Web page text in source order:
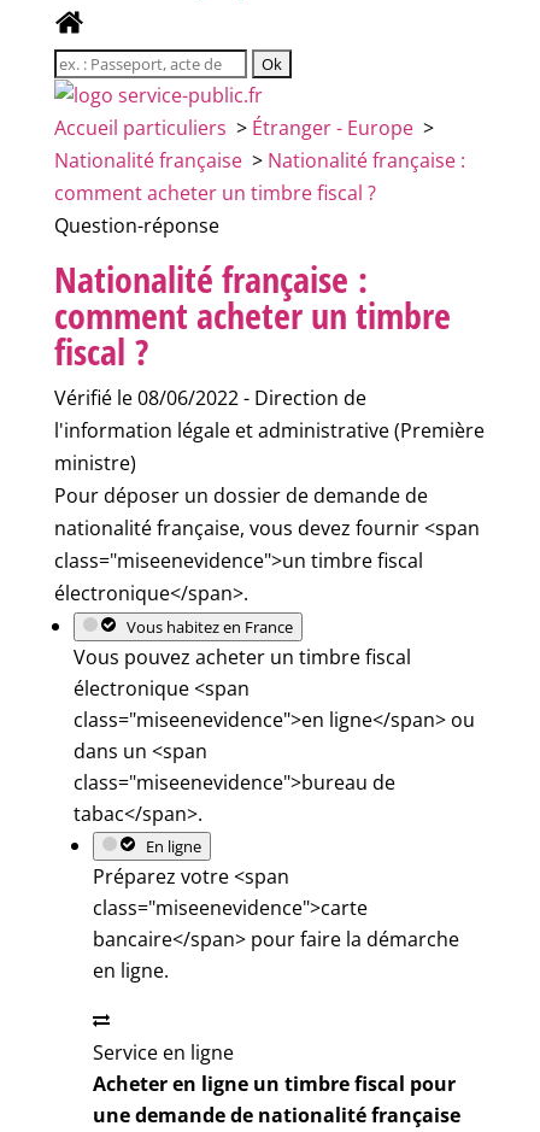
Accueil particuliers > Étranger - Europe >
Nationalité française > Nationalité française :
comment acheter un timbre fiscal ?
Question-réponse
Nationalité française :
comment acheter un timbre
fiscal ?
Vérifié le 08/06/2022 - Direction de
l'information légale et administrative (Première
ministre)
Pour déposer un dossier de demande de
nationalité française, vous devez fournir <span
class="miseenevidence">un timbre fiscal
électronique</span>.
Vous habitez en France
Vous pouvez acheter un timbre fiscal
électronique <span
class="miseenevidence">en ligne</span> ou
dans un <span
class="miseenevidence">bureau de
tabac</span>.
En ligne
Préparez votre <span
class="miseenevidence">carte
bancaire</span> pour faire la démarche
en ligne.
Service en ligne
Acheter en ligne un timbre fiscal pour
une demande de nationalité française